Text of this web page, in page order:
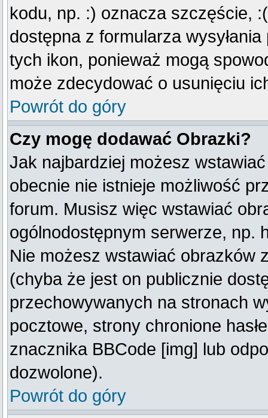
kodu, np. :) oznacza szczęście,
dostępna z formularza
tych ikon, ponieważ mogą
może zdecydować o usunięciu
Powrót do góry
Czy mogę dodawać Obrazki?
Jak najbardziej możesz
obecnie nie istnieje możliwość
forum. Musisz więc wstawiać
ogólnodostępnym serwerze, np.
Nie możesz wstawiać obrazków
(chyba że jest on publicznie
przechowywanych na stronach
pocztowe, strony chronione
znacznika BBCode [img] lub
dozwolone).
Powrót do góry